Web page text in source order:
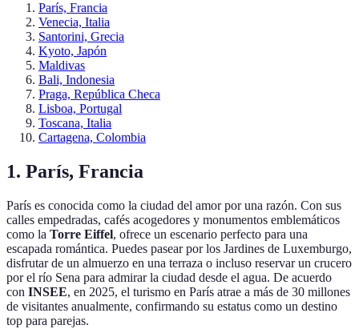
París, Francia
Venecia, Italia
Santorini, Grecia
Kyoto, Japón
Maldivas
Bali, Indonesia
Praga, República Checa
Lisboa, Portugal
Toscana, Italia
Cartagena, Colombia
1. París, Francia
París es conocida como la ciudad del amor por una razón. Con sus
calles empedradas, cafés acogedores y monumentos emblemáticos
como la Torre Eiffel, ofrece un escenario perfecto para una
escapada romántica. Puedes pasear por los Jardines de Luxemburgo,
disfrutar de un almuerzo en una terraza o incluso reservar un crucero
por el río Sena para admirar la ciudad desde el agua. De acuerdo
con INSEE, en 2025, el turismo en París atrae a más de 30 millones
de visitantes anualmente, confirmando su estatus como un destino
top para parejas.